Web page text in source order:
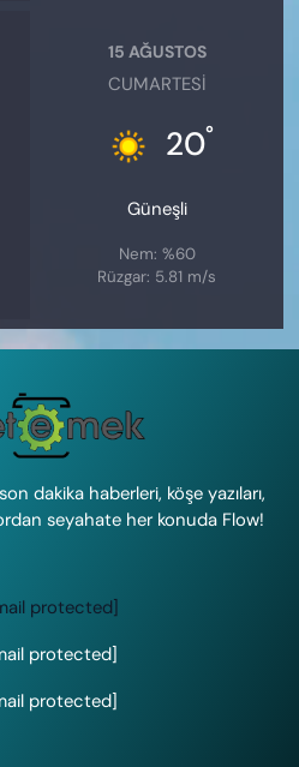
15 AĞUSTOS
CUMARTESI
20°
Güneşli
Nem: %60
Rüzgar: 5.81 m/s
dakika haberleri, köşe yazıları,
seyahate her konuda Flow!
protected]
protected]
protected]